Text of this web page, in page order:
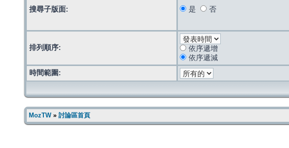
搜尋子版面: 是 否
排列順序:
依序遞增
依序遞減
時間範圍:
MozTW» 討論區首頁